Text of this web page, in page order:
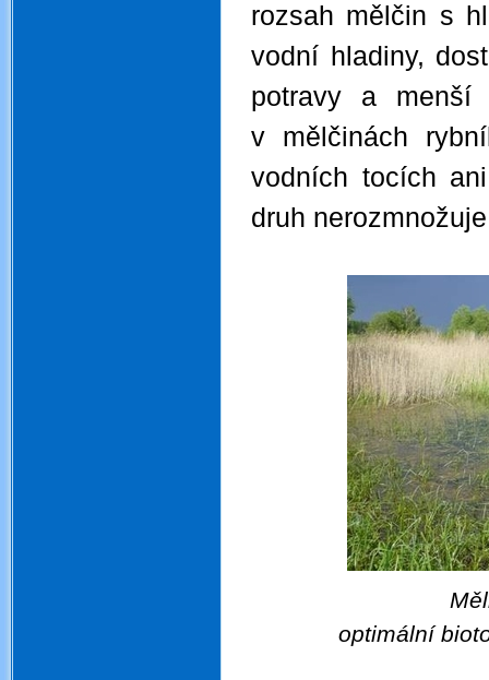
rozsah mělčin s
vodní hladiny,
potravy a menší
v mělčinách
vodních tocích
druh
optimální